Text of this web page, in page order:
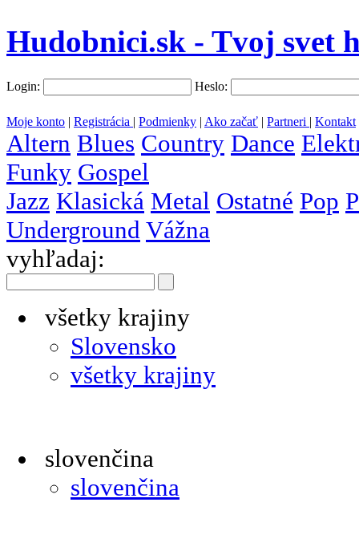
Hudobnici.sk - Tvoj svet
Login: Heslo:
Moje konto | Registrácia | Podmienky | Ako začať | Partneri | Kontakt
Altern Blues Country Dance
Funky Gospel
Jazz Klasická Metal Ostatné Pop
Underground Vážna
vyhľadaj:
všetky krajiny
Slovensko
všetky krajiny
slovenčina
slovenčina